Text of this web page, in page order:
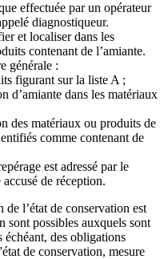
effectuée par un opérateur
diagnostiqueur.
et localiser dans les
contenant de l’amiante.
générale :
figurant sur la liste A ;
d’amiante dans les matériaux
des matériaux ou produits de
comme contenant de
est adressé par le
de réception.
l’état de conservation est
sont possibles auxquels sont
échéant, des obligations
de conservation, mesure